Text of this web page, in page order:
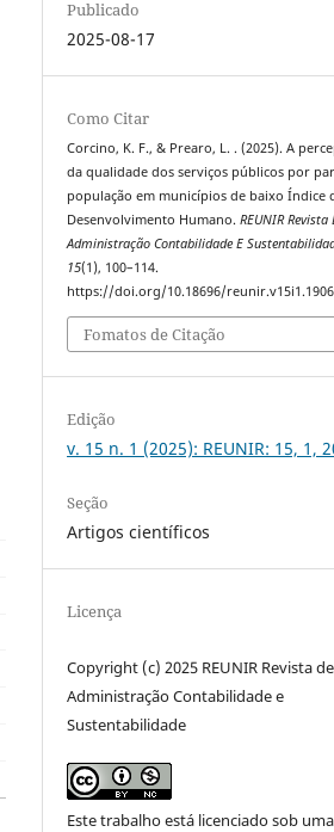
Publicado
2025-08-17
Como Citar
Corcino, K. F., & Prearo, L. . (2025). A
da qualidade dos serviços públicos por
população em municípios de baixo Índice
Desenvolvimento Humano.REUNIR Revista
Administração Contabilidade E
15(1), 100–114.
https://doi.org/10.18696/reunir.v15i1.1906
Fomatos de Citação
Edição
v. 15 n. 1 (2025): REUNIR: 15, 1,
Seção
Artigos científicos
Licença
Copyright (c) 2025 REUNIR Revista de
Administração Contabilidade e
Sustentabilidade
Este trabalho está licenciado sob uma